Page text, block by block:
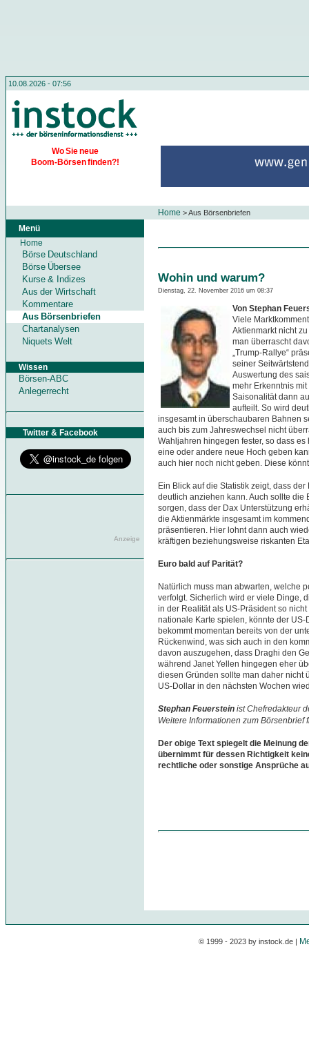
10.08.2026 - 07:56
Wo Sie neue
Boom-Börsen finden?!
Home >Aus Börsenbriefen
Menü
Home
Börse Deutschland
Börse Übersee
Kurse & Indizes
Aus der Wirtschaft
Kommentare
Aus Börsenbriefen
Chartanalysen
Niquets Welt
Wissen
Börsen-ABC
Anlegerrecht
Twitter & Facebook
Anzeige
Wohin und warum?
Dienstag, 22. November 2016 um 08:37
Von Stephan
Viele
Aktienmarkt nicht
man überrascht
„Trump-Rallye“
seiner
Auswertung des
mehr Erkenntnis
Saisonalität dann
aufteilt. So wird
insgesamt in überschaubaren Bahnen
auch bis zum Jahreswechsel nicht
Wahljahren hingegen fester, so dass
eine oder andere neue Hoch geben
auch hier noch nicht geben. Diese
Ein Blick auf die Statistik zeigt, dass
deutlich anziehen kann. Auch sollte die
sorgen, dass der Dax Unterstützung
die Aktienmärkte insgesamt im
präsentieren. Hier lohnt dann auch
kräftigen beziehungsweise riskanten
Euro bald auf Parität?
Natürlich muss man abwarten, welche
verfolgt. Sicherlich wird er viele Dinge,
in der Realität als US-Präsident so
nationale Karte spielen, könnte der
bekommt momentan bereits von der
Rückenwind, was sich auch in den
davon auszugehen, dass Draghi den
während Janet Yellen hingegen eher
diesen Gründen sollte man daher nicht
US-Dollar in den nächsten Wochen
Stephan Feuerstein ist Chefredakteur
Weitere Informationen zum Börsenbrief
Der obige Text spiegelt die Meinung
übernimmt für dessen Richtigkeit
rechtliche oder sonstige Ansprüche
© 1999 - 2023 by instock.de |